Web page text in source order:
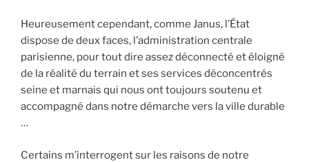
Heureusement cependant, comme Janus, l’État
dispose de deux faces, l’administration centrale
parisienne, pour tout dire assez déconnecté et éloigné
de la réalité du terrain et ses services déconcentrés
seine et marnais qui nous ont toujours soutenu et
accompagné dans notre démarche vers la ville durable
…
Certains m’interrogent sur les raisons de notre